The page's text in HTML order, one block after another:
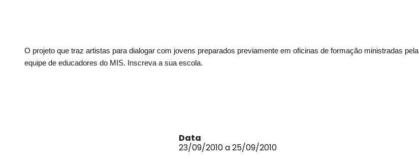
O projeto que traz artistas para dialogar com jovens preparados previamente em oficinas de formação ministradas pela
equipe de educadores do MIS. Inscreva a sua escola.
Data
23/09/2010 a 25/09/2010